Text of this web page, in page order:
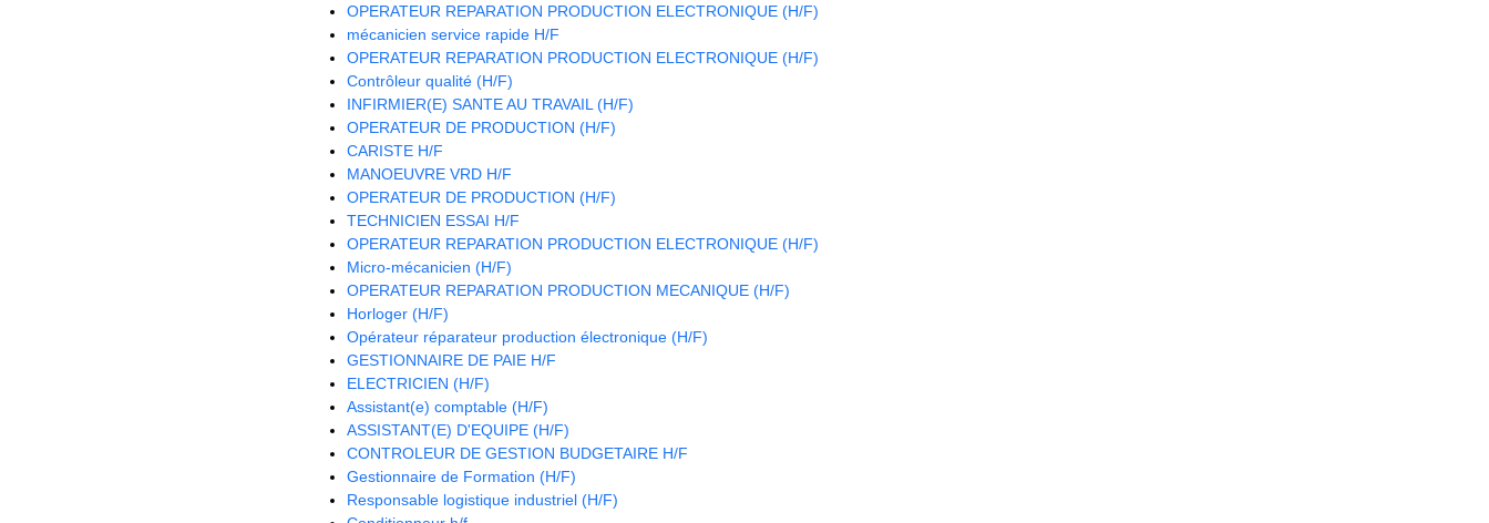
OPERATEUR REPARATION PRODUCTION ELECTRONIQUE (H/F)
mécanicien service rapide H/F
OPERATEUR REPARATION PRODUCTION ELECTRONIQUE (H/F)
Contrôleur qualité (H/F)
INFIRMIER(E) SANTE AU TRAVAIL (H/F)
OPERATEUR DE PRODUCTION (H/F)
CARISTE H/F
MANOEUVRE VRD H/F
OPERATEUR DE PRODUCTION (H/F)
TECHNICIEN ESSAI H/F
OPERATEUR REPARATION PRODUCTION ELECTRONIQUE (H/F)
Micro-mécanicien (H/F)
OPERATEUR REPARATION PRODUCTION MECANIQUE (H/F)
Horloger (H/F)
Opérateur réparateur production électronique (H/F)
GESTIONNAIRE DE PAIE H/F
ELECTRICIEN (H/F)
Assistant(e) comptable (H/F)
ASSISTANT(E) D'EQUIPE (H/F)
CONTROLEUR DE GESTION BUDGETAIRE H/F
Gestionnaire de Formation (H/F)
Responsable logistique industriel (H/F)